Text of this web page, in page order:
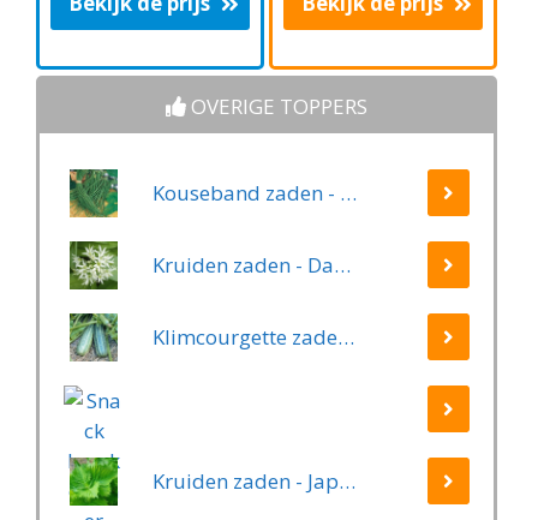
OVERIGE TOPPERS
Kouseband zaden - Yard Long
Kruiden zaden - Daslook
Klimcourgette zaden - Long Green Trailing
Kruiden zaden - Japanse Basilicum groen (Shiso, Perilla)